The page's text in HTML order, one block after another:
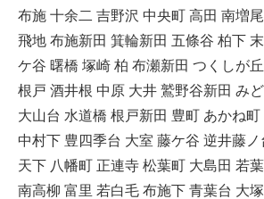
布施 十余二 吉野沢 中央町 高田 南増
飛地 布施新田 箕輪新田 五條谷 柏下
ケ谷 曙橋 塚崎 柏 布瀬新田 つくしが
根戸 酒井根 中原 大井 鷲野谷新田 み
大山台 水道橋 根戸新田 豊町 あかね
中村下 豊四季台 大室 藤ケ谷 逆井藤
天下 八幡町 正連寺 松葉町 大島田 若
南高柳 富里 若白毛 布施下 青葉台 大